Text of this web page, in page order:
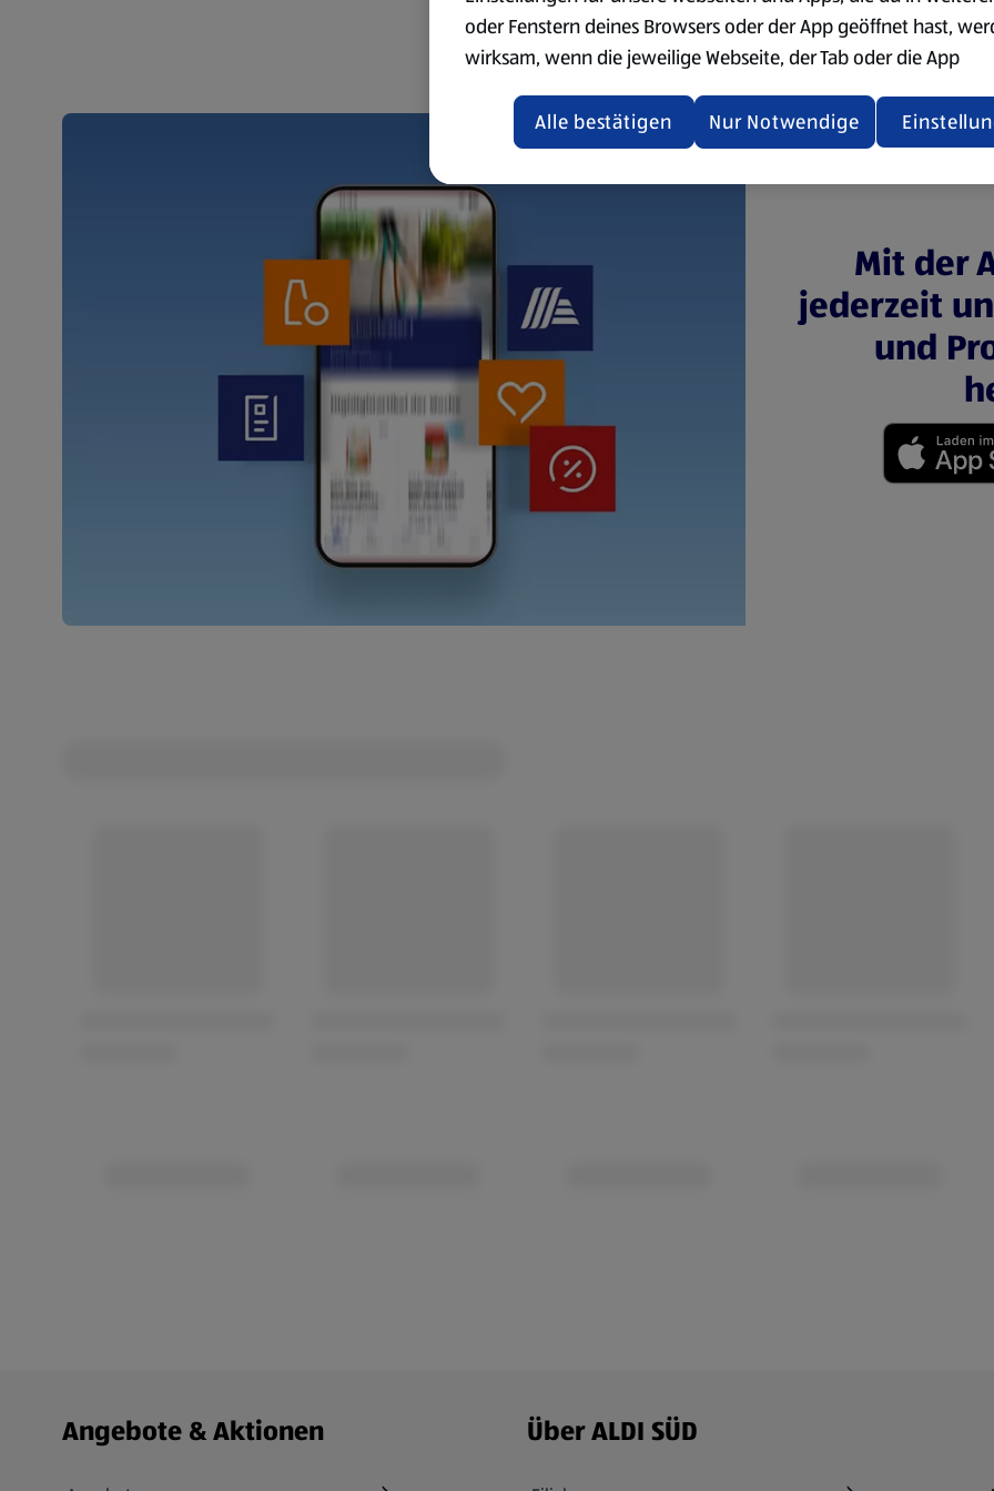
Mit der
jederzeit
und
Fußzeilenmenü - weitere Links
Angebote & Aktionen Über ALDI SÜD
oder Fenstern deines Browsers oder der App geöffnet hast,
wirksam, wenn die jeweilige Webseite, der Tab oder die App
aktualisiert oder geschlossen und anschließend wieder geöffnet
Datenschutzerklärung zur Verfügung.
Übersicht der Webseitenbetreiber und Datenschutzerklärungen
Nur Notwendige
Alle bestätigen